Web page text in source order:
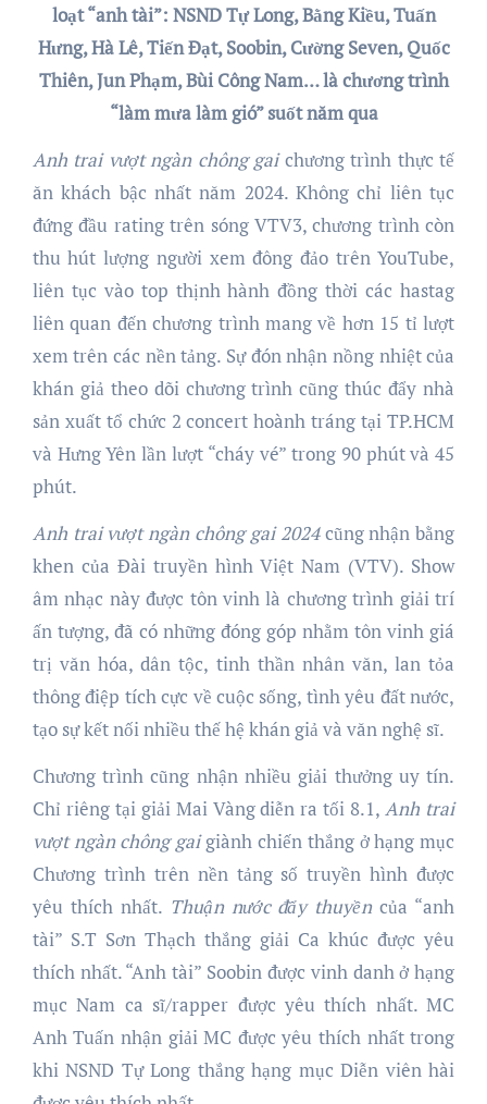
loạt “anh tài”: NSND Tự Long, Bằng Kiều, Tuấn
Hưng, Hà Lê, Tiến Đạt, Soobin, Cường Seven, Quốc
Thiên, Jun Phạm, Bùi Công Nam… là chương trình
“làm mưa làm gió” suốt năm qua
Anh trai vượt ngàn chông gaichương trình thực tế
ăn khách bậc nhất năm 2024. Không chỉ liên tục
đứng đầu rating trên sóng VTV3, chương trình còn
thu hút lượng người xem đông đảo trên YouTube,
liên tục vào top thịnh hành đồng thời các hastag
liên quan đến chương trình mang về hơn 15 tỉ lượt
xem trên các nền tảng. Sự đón nhận nồng nhiệt của
khán giả theo dõi chương trình cũng thúc đẩy nhà
sản xuất tổ chức 2 concert hoành tráng tại TP.HCM
và Hưng Yên lần lượt “cháy vé” trong 90 phút và 45
phút.
Anh trai vượt ngàn chông gai 2024cũng nhận bằng
khen của Đài truyền hình Việt Nam (VTV). Show
âm nhạc này được tôn vinh là chương trình giải trí
ấn tượng, đã có những đóng góp nhằm tôn vinh giá
trị văn hóa, dân tộc, tinh thần nhân văn, lan tỏa
thông điệp tích cực về cuộc sống, tình yêu đất nước,
tạo sự kết nối nhiều thế hệ khán giả và văn nghệ sĩ.
Chương trình cũng nhận nhiều giải thưởng uy tín.
Chỉ riêng tại giải Mai Vàng diễn ra tối 8.1,Anh trai
vượt ngàn chông gaigiành chiến thắng ở hạng mục
Chương trình trên nền tảng số truyền hình được
yêu thích nhất. Thuận nước đẩy thuyềncủa “anh
tài” S.T Sơn Thạch thắng giải Ca khúc được yêu
thích nhất. “Anh tài” Soobin được vinh danh ở hạng
mục Nam ca sĩ/rapper được yêu thích nhất. MC
Anh Tuấn nhận giải MC được yêu thích nhất trong
khi NSND Tự Long thắng hạng mục Diễn viên hài